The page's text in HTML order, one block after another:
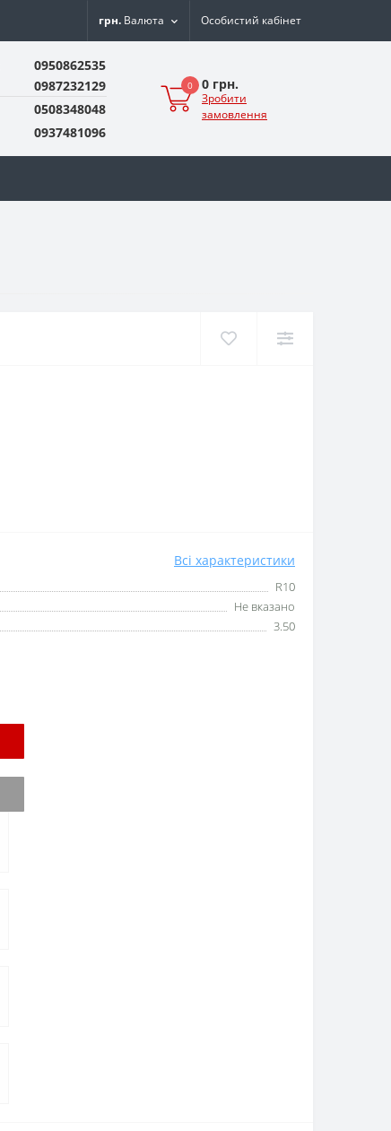
грн. Валюта Особистий кабінет
0950862535
0987232129
0508348048
0937481096
0 0 грн.
Зробити
замовлення
Всі характеристики
R10
Не вказано
3.50